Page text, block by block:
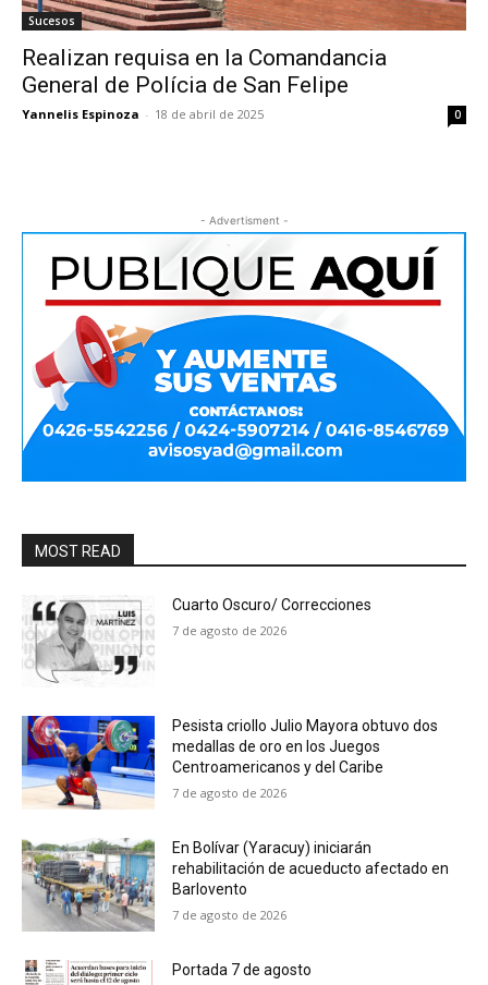
Sucesos
Realizan requisa en la Comandancia
General de Polícia de San Felipe
Yannelis Espinoza - 18 de abril de 2025 0
- Advertisment -
MOST READ
Cuarto Oscuro/ Correcciones
7 de agosto de 2026
Pesista criollo Julio Mayora obtuvo dos
medallas de oro en los Juegos
Centroamericanos y del Caribe
7 de agosto de 2026
En Bolívar (Yaracuy) iniciarán
rehabilitación de acueducto afectado en
Barlovento
7 de agosto de 2026
Portada 7 de agosto